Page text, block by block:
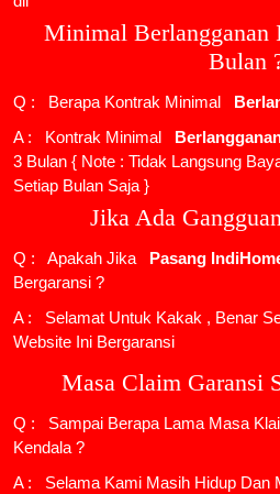
Minimal Berlangganan
Bulan
Q : Berapa Kontrak Minimal
A : Kontrak Minimal
3 Bulan { Note : Tidak Langsung
Setiap Bulan Saja }
Jika Ada
Q : Apakah Jika Pasang
Bergaransi ?
A : Selamat Untuk Kakak , Benar
Website Ini Bergaransi
Masa Claim Garansi
Q : Sampai Berapa Lama Masa
Kendala ?
A : Selama Kami Masih Hidup Dan